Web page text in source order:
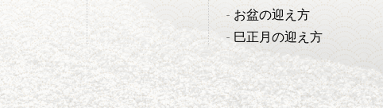
お盆の迎え方
巳正月の迎え方